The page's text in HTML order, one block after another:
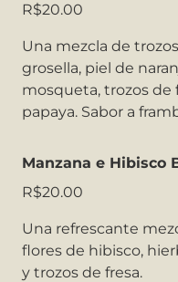
R$20.00
Una mezcla de
grosella, piel de
mosqueta, trozos de
papaya. Sabor a
Manzana e Hibisco
R$20.00
Una refrescante
flores de hibisco,
y trozos de fresa.